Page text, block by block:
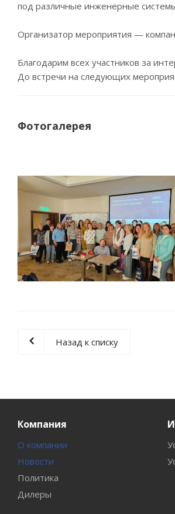
под различные инженерные
Организатор мероприятия —
Благодарим всех участников за
До встречи на следующих
Фотогалерея
Назад к списку
Компания
О компании
Новости
Политика
Дилеры